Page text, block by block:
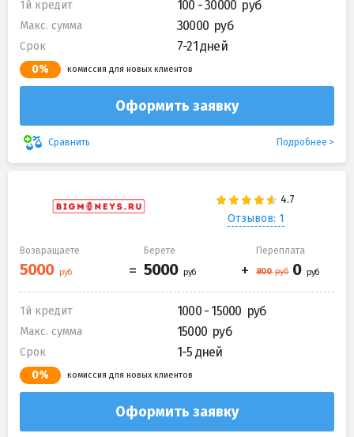
1й кредит 100 - 30000
Макс. сумма 30000
Срок 7-21 дней
0% комиссия для новых клиентов
Оформить заявку
Сравнить Подробнее
Отзывов: 1
Возвращаете Берете Переплата
1й кредит 1000 - 15000
Макс. сумма 15000
Срок 1-5 дней
0% комиссия для новых клиентов
Оформить заявку